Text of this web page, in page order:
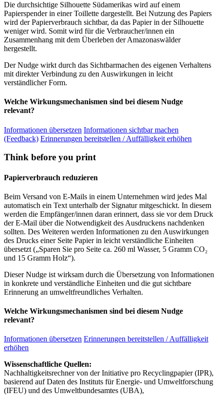
Die durchsichtige Silhouette Südamerikas wird auf einem
Papierspender in einer Toillette dargestellt. Bei Nutzung des Papiers
wird der Papierverbrauch sichtbar, da das Papier in der Silhouette
weniger wird. Somit wird für die Verbraucher/innen ein
Zusammenhang mit dem Überleben der Amazonaswälder
hergestellt.
Der Nudge wirkt durch das Sichtbarmachen des eigenen Verhaltens
mit direkter Verbindung zu den Auswirkungen in leicht
verständlicher Form.
Welche Wirkungsmechanismen sind bei diesem Nudge
relevant?
Informationen übersetzen Informationen sichtbar machen
(Feedback) Erinnerungen bereitstellen / Auffälligkeit erhöhen
Think before you print
Papierverbrauch reduzieren
Beim Versand von E-Mails in einem Unternehmen wird jedes Mal
automatisch ein Text unterhalb der Signatur mitgeschickt. In diesem
werden die Empfänger/innen daran erinnert, dass sie vor dem Druck
der E-Mail über die Notwendigkeit des Ausdruckens nachdenken
sollten. Des Weiteren werden Informationen zu den Auswirkungen
des Drucks einer Seite Papier in leicht verständliche Einheiten
übersetzt („Sparen Sie pro Seite ca. 260 ml Wasser, 5 Gramm CO₂
und 15 Gramm Holz“).
Dieser Nudge ist wirksam durch die Übersetzung von Informationen
in konkrete und verständliche Einheiten und die gut sichtbare
Erinnerung an umweltfreundliches Verhalten.
Welche Wirkungsmechanismen sind bei diesem Nudge
relevant?
Informationen übersetzen Erinnerungen bereitstellen / Auffälligkeit
erhöhen
Wissenschaftliche Quellen:
Nachhaltigkeitsrechner von der Initiative pro Recyclingpapier (IPR),
basierend auf Daten des Instituts für Energie- und Umweltforschung
(IFEU) und des Umweltbundesamtes (UBA),